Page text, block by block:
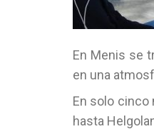
En Menis se
en una
En solo cinco
hasta